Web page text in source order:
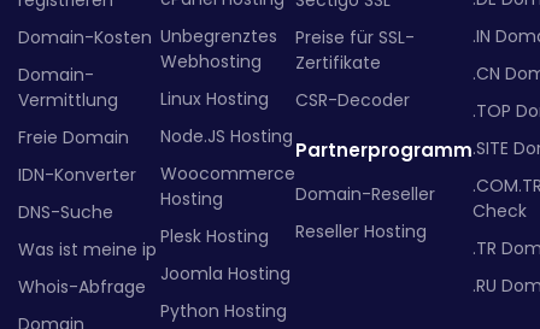
Domain-Kosten
Domain-
Vermittlung
Freie Domain
IDN-Konverter
DNS-Suche
Was ist meine ip
Whois-Abfrage
Domain
Unbegrenztes
Webhosting
Linux Hosting
Node.JS Hosting
Woocommerce
Hosting
Plesk Hosting
Joomla Hosting
Python Hosting
Preise für SSL-
Zertifikate
CSR-Decoder
Partnerprogramm
Domain-Reseller
Reseller Hosting
.IN
.CN
.TOP
.SITE
Check
.TR
.RU